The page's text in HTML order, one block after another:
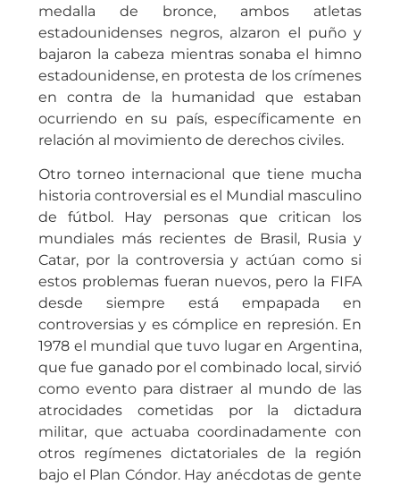
medalla de bronce, ambos atletas
estadounidenses negros, alzaron el puño y
bajaron la cabeza mientras sonaba el himno
estadounidense, en protesta de los crímenes
en contra de la humanidad que estaban
ocurriendo en su país, específicamente en
relación al movimiento de derechos civiles.
Otro torneo internacional que tiene mucha
historia controversial es el Mundial masculino
de fútbol. Hay personas que critican los
mundiales más recientes de Brasil, Rusia y
Catar, por la controversia y actúan como si
estos problemas fueran nuevos, pero la FIFA
desde siempre está empapada en
controversias y es cómplice en represión. En
1978 el mundial que tuvo lugar en Argentina,
que fue ganado por el combinado local, sirvió
como evento para distraer al mundo de las
atrocidades cometidas por la dictadura
militar, que actuaba coordinadamente con
otros regímenes dictatoriales de la región
bajo el Plan Cóndor. Hay anécdotas de gente